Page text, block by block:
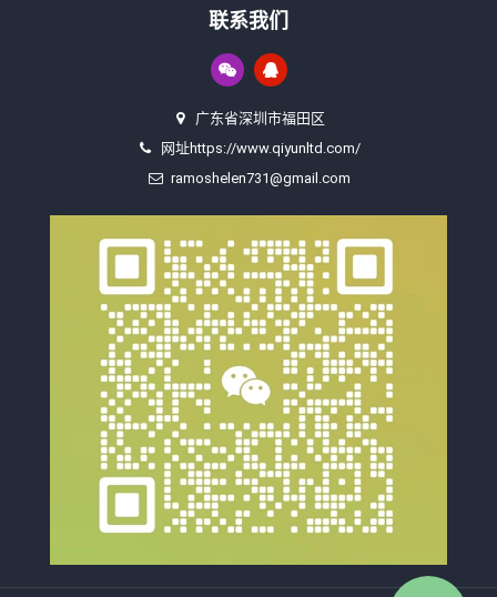
联系我们
广东省深圳市福田区
网址https://www.qiyunltd.com/
ramoshelen731@gmail.com